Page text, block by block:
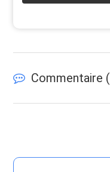
Commentaire (